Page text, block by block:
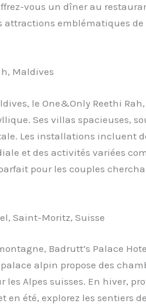
vous un dîner au
attractions emblématiques
Maldives
le One&Only Reethi
Ses villas spacieuses,
Les installations incluent
et des activités variées
pour les couples
Saint-Moritz, Suisse
Badrutt’s Palace
alpin propose des
Alpes suisses. En hiver,
en été, explorez les sentiers